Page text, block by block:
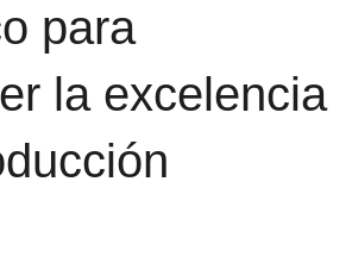
para
la excelencia